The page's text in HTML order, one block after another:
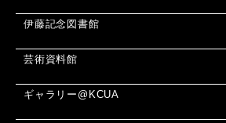
伊藤記念図書館
芸術資料館
ギャラリー@KCUA